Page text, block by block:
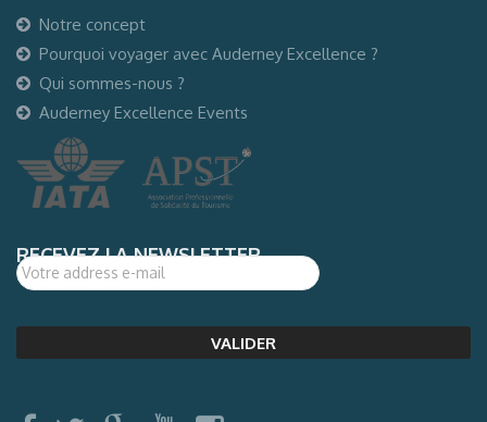
Notre concept
Pourquoi voyager avec Auderney Excellence ?
Qui sommes-nous ?
Auderney Excellence Events
RECEVEZ LA NEWSLETTER